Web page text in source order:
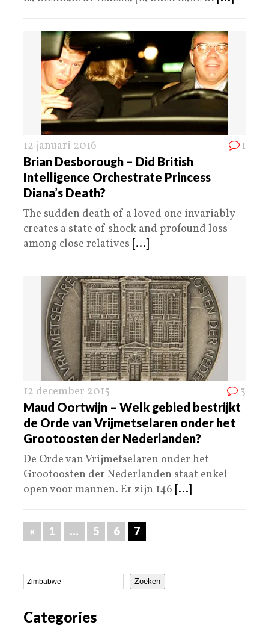
12 januari 2016 1
Brian Desborough – Did British
Intelligence Orchestrate Princess
Diana’s Death?
The sudden death of a loved one invariably
creates a state of shock and profound loss
among close relatives [...]
12 december 2015 3
Maud Oortwijn – Welk gebied bestrijkt
de Orde van Vrijmetselaren onder het
Grootoosten der Nederlanden?
De Orde van Vrijmetselaren onder het
Grootoosten der Nederlanden staat enkel
open voor mannen. Er zijn 146 [...]
« 1 … 5 6 7
Zoeken
Categories